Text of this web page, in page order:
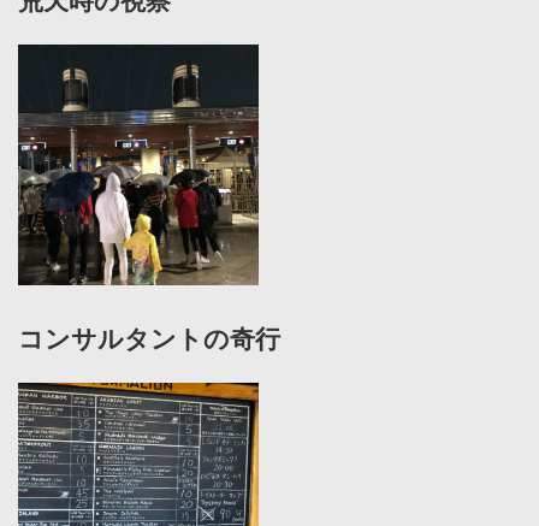
コンサルタントの奇行